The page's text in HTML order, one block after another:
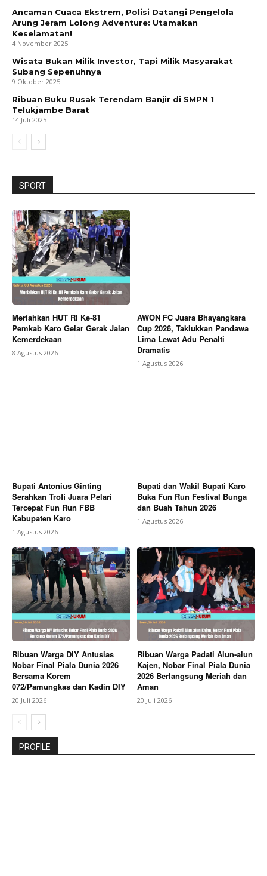
Ancaman Cuaca Ekstrem, Polisi Datangi Pengelola
Arung Jeram Lolong Adventure: Utamakan
Keselamatan!
4 November 2025
Wisata Bukan Milik Investor, Tapi Milik Masyarakat
Subang Sepenuhnya
9 Oktober 2025
Ribuan Buku Rusak Terendam Banjir di SMPN 1
Telukjambe Barat
14 Juli 2025
SPORT
Meriahkan HUT RI Ke-81
Pemkab Karo Gelar Gerak Jalan
Kemerdekaan
8 Agustus 2026
AWON FC Juara Bhayangkara
Cup 2026, Taklukkan Pandawa
Lima Lewat Adu Penalti
Dramatis
1 Agustus 2026
Bupati Antonius Ginting
Serahkan Trofi Juara Pelari
Tercepat Fun Run FBB
Kabupaten Karo
1 Agustus 2026
Bupati dan Wakil Bupati Karo
Buka Fun Run Festival Bunga
dan Buah Tahun 2026
1 Agustus 2026
Ribuan Warga DIY Antusias
Nobar Final Piala Dunia 2026
Bersama Korem
072/Pamungkas dan Kadin DIY
20 Juli 2026
Ribuan Warga Padati Alun-alun
Kajen, Nobar Final Piala Dunia
2026 Berlangsung Meriah dan
Aman
20 Juli 2026
PROFILE